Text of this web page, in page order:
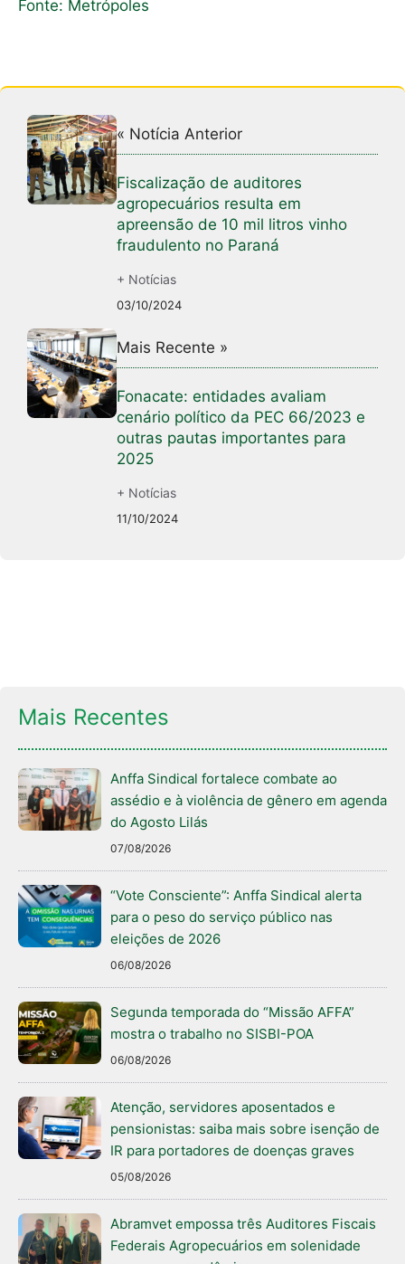
Fonte: Metrópoles
« Notícia Anterior
Fiscalização de auditores
agropecuários resulta em
apreensão de 10 mil litros vinho
fraudulento no Paraná
+ Notícias
03/10/2024
Mais Recente »
Fonacate: entidades avaliam
cenário político da PEC 66/2023 e
outras pautas importantes para
2025
+ Notícias
11/10/2024
Mais Recentes
Anffa Sindical fortalece combate ao
assédio e à violência de gênero em agenda
do Agosto Lilás
07/08/2026
“Vote Consciente”: Anffa Sindical alerta
para o peso do serviço público nas
eleições de 2026
06/08/2026
Segunda temporada do “Missão AFFA”
mostra o trabalho no SISBI-POA
06/08/2026
Atenção, servidores aposentados e
pensionistas: saiba mais sobre isenção de
IR para portadores de doenças graves
05/08/2026
Abramvet empossa três Auditores Fiscais
Federais Agropecuários em solenidade